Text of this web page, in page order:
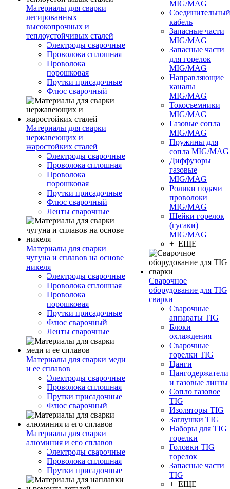
Материалы для сварки
легированных
высокопрочных и
теплоустойчивых сталей
Электроды сварочные
Проволока сплошная
Проволока
порошковая
Прутки присадочные
Флюс сварочный
Материалы для сварки
нержавеющих и
жаростойких сталей
Электроды сварочные
Проволока сплошная
Проволока
порошковая
Прутки присадочные
Флюс сварочный
Ленты сварочные
Материалы для сварки
чугуна и сплавов на основе
никеля
Электроды сварочные
Проволока сплошная
Проволока
порошковая
Прутки присадочные
Флюс сварочный
Ленты сварочные
Материалы для сварки меди
и ее сплавов
Электроды сварочные
Проволока сплошная
Прутки присадочные
Флюс сварочный
Материалы для сварки
алюминия и его сплавов
Электроды сварочные
Проволока сплошная
Прутки присадочные
MIG/MAG
Соединительный
кабель
Запасные части
MIG/MAG
Запасные части
для горелок
MIG/MAG
Направляющие
каналы
MIG/MAG
Токосъемники
MIG/MAG
Газовые сопла
MIG/MAG
Пружины для
сопла MIG/MAG
Диффузоры
газовые
MIG/MAG
Ролики подачи
проволоки
MIG/MAG
Шейки горелок
(гусаки)
MIG/MAG
+ ЕЩЕ
Сварочное
оборудование для TIG
сварки
Сварочные
аппараты TIG
Блоки
охлаждения
Сварочные
горелки TIG
Цанги
Цангодержатели
и газовые линзы
Сопло газовое
TIG
Изоляторы TIG
Заглушки TIG
Наборы для TIG
горелки
Головки TIG
горелок
Запасные части
TIG
+ ЕЩЕ